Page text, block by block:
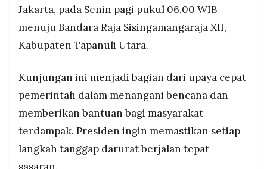
Resolusi.co
RESOLUSI
MEDIA
PRAMUDITA
Jakarta, pada Senin pagi pukul 06.00 WIB
menuju Bandara Raja Sisingamangaraja XII,
Kabupaten Tapanuli Utara.
Kunjungan ini menjadi bagian dari upaya cepat
pemerintah dalam menangani bencana dan
memberikan bantuan bagi masyarakat
terdampak. Presiden ingin memastikan setiap
langkah tanggap darurat berjalan tepat